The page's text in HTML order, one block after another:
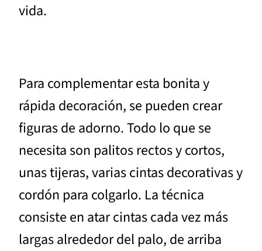
vida.
Para complementar esta bonita y
rápida decoración, se pueden crear
figuras de adorno. Todo lo que se
necesita son palitos rectos y cortos,
unas tijeras, varias cintas decorativas y
cordón para colgarlo. La técnica
consiste en atar cintas cada vez más
largas alrededor del palo, de arriba